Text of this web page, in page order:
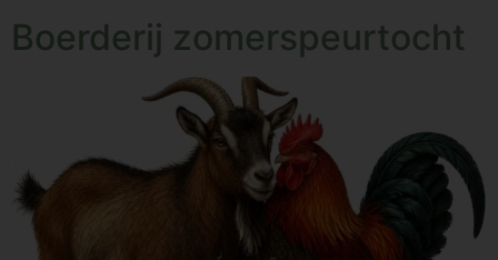
Boerderij zomerspeurtocht